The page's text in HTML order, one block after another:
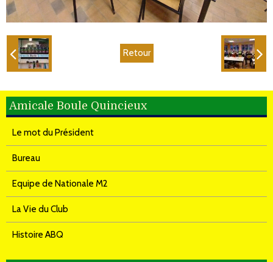
Retour
Amicale Boule Quincieux
Le mot du Président
Bureau
Equipe de Nationale M2
La Vie du Club
Histoire ABQ